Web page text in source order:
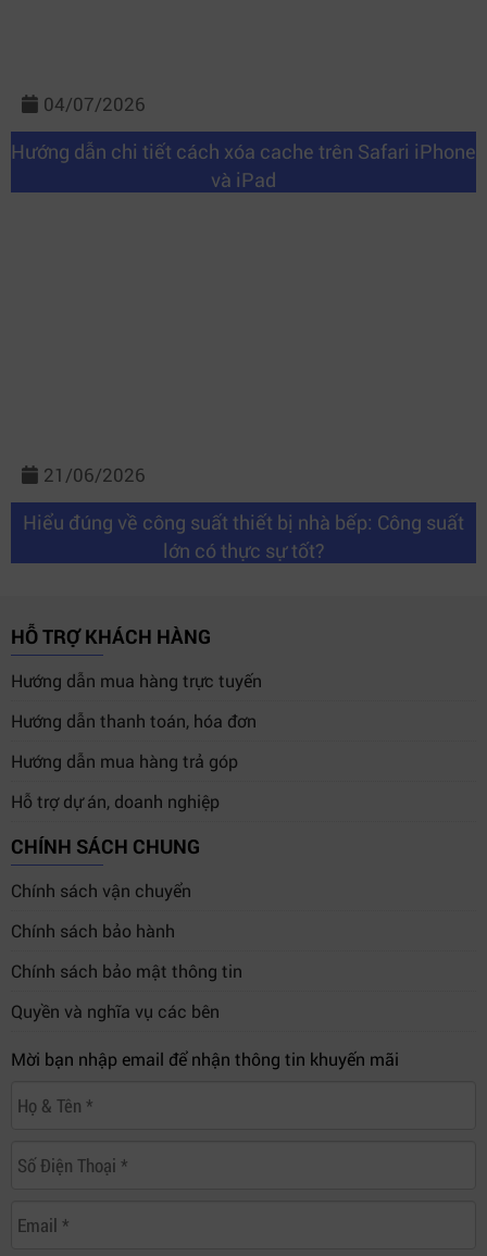
04/07/2026
Hướng dẫn chi tiết cách xóa cache trên Safari iPhone
và iPad
21/06/2026
Hiểu đúng về công suất thiết bị nhà bếp: Công suất
lớn có thực sự tốt?
HỖ TRỢ KHÁCH HÀNG
Hướng dẫn mua hàng trực tuyến
Hướng dẫn thanh toán, hóa đơn
Hướng dẫn mua hàng trả góp
Hỗ trợ dự án, doanh nghiệp
CHÍNH SÁCH CHUNG
Chính sách vận chuyển
Chính sách bảo hành
Chính sách bảo mật thông tin
Quyền và nghĩa vụ các bên
Mời bạn nhập email để nhận thông tin khuyến mãi